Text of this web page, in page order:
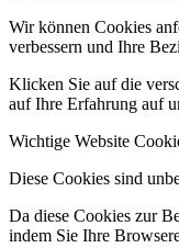
Wir können Cookies
verbessern und Ihre
Klicken Sie auf die
auf Ihre Erfahrung auf
Wichtige Website
Diese Cookies sind
Da diese Cookies zur
indem Sie Ihre